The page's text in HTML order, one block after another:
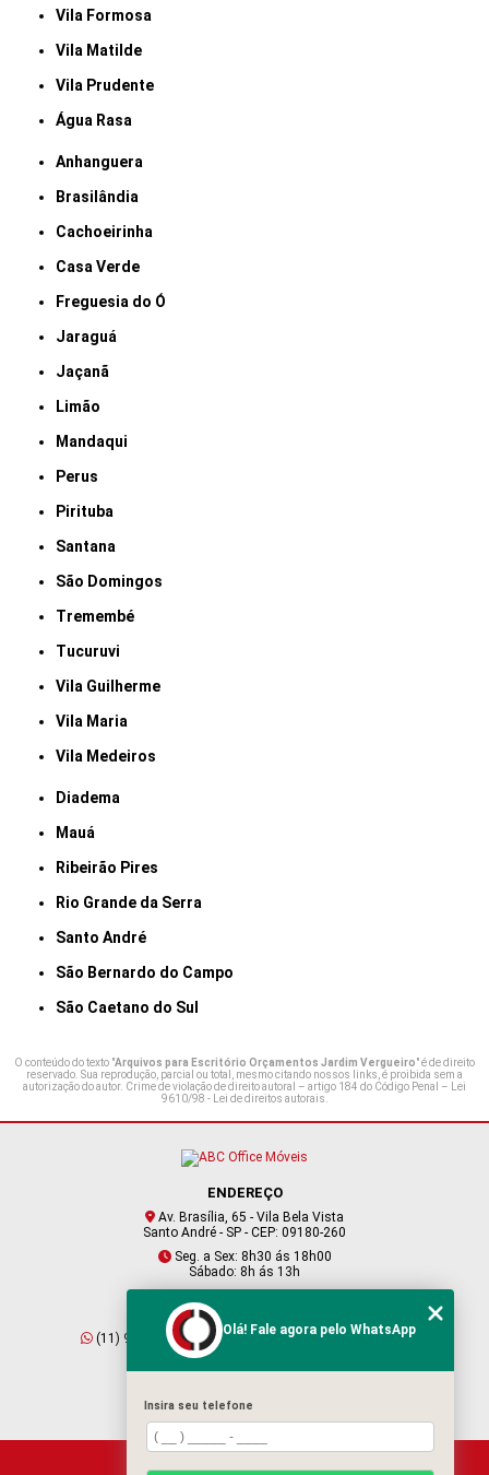
Vila Formosa
Vila Matilde
Vila Prudente
Água Rasa
Anhanguera
Brasilândia
Cachoeirinha
Casa Verde
Freguesia do Ó
Jaraguá
Jaçanã
Limão
Mandaqui
Perus
Pirituba
Santana
São Domingos
Tremembé
Tucuruvi
Vila Guilherme
Vila Maria
Vila Medeiros
Diadema
Mauá
Ribeirão Pires
Rio Grande da Serra
Santo André
São Bernardo do Campo
São Caetano do Sul
O conteúdo do texto "Arquivos para Escritório Orçamentos Jardim Vergueiro" é de direito
reservado. Sua reprodução, parcial ou total, mesmo citando nossos links, é proibida sem a
autorização do autor. Crime de violação de direito autoral – artigo 184 do Código Penal – Lei
9610/98 - Lei de direitos autorais.
ENDEREÇO
Av. Brasília, 65 - Vila Bela Vista
Santo André - SP - CEP: 09180-260
Seg. a Sex: 8h30 ás 18h00
Sábado: 8h ás 13h
CONTATO
(11) 95409-2229
(11) 4901-6045
vendas@abcofficemoveis.com.br
HOME
Olá! Fale agora pelo WhatsApp
Insira seu telefone